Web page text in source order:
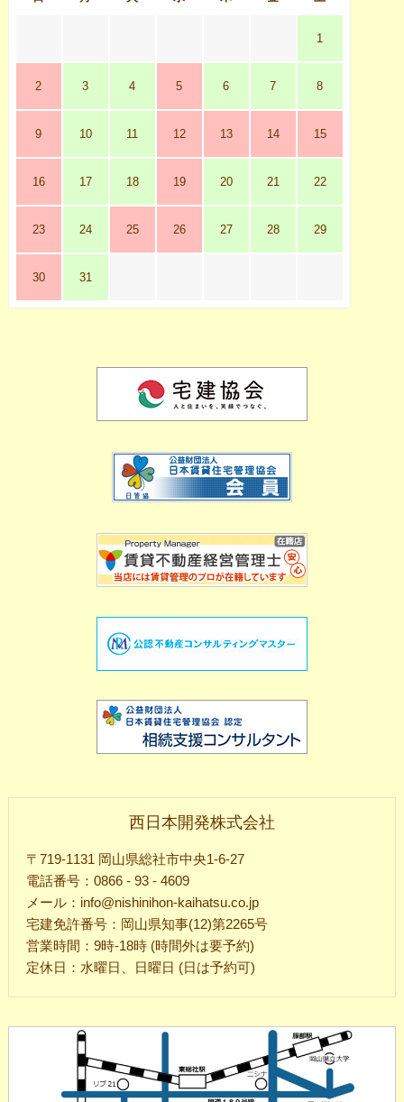
1
2 3 4 5 6 7 8
9 10 11 12 13 14 15
16 17 18 19 20 21 22
23 24 25 26 27 28 29
30 31
西日本開発株式会社
〒719-1131 岡山県総社市中央1-6-27
電話番号：0866 - 93 - 4609
メール：info@nishinihon-kaihatsu.co.jp
宅建免許番号：岡山県知事(12)第2265号
営業時間：9時-18時 (時間外は要予約)
定休日：水曜日、日曜日 (日は予約可)